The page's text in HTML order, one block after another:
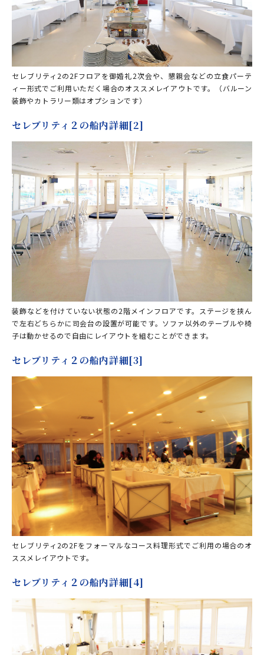
セレブリティ2の2Fフロアを御婚礼2次会や、懇親会などの立食パーテ
ィー形式でご利用いただく場合のオススメレイアウトです。（バルーン
装飾やカトラリー類はオプションです）
セレブリティ２の船内詳細[2]
装飾などを付けていない状態の2階メインフロアです。ステージを挟ん
で左右どちらかに司会台の設置が可能です。ソファ以外のテーブルや椅
子は動かせるので自由にレイアウトを組むことができます。
セレブリティ２の船内詳細[3]
セレブリティ2の2Fをフォーマルなコース料理形式でご利用の場合のオ
ススメレイアウトです。
セレブリティ２の船内詳細[4]